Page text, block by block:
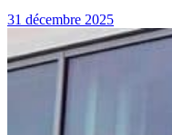
31 décembre 2025